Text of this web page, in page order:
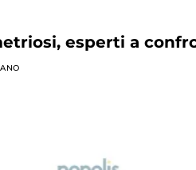
esperti a